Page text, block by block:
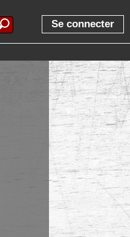
Se connecter